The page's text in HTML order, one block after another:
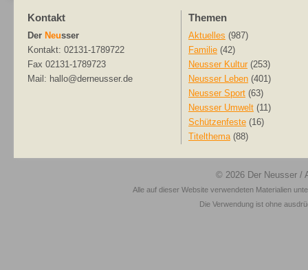
Kontakt
Der Neusser
Kontakt: 02131-1789722
Fax 02131-1789723
Mail: hallo@derneusser.de
Themen
Aktuelles (987)
Familie (42)
Neusser Kultur (253)
Neusser Leben (401)
Neusser Sport (63)
Neusser Umwelt (11)
Schützenfeste (16)
Titelthema(88)
© 2026 Der Neusser /
Alle auf dieser Website verwendeten Materialien
Die Verwendung ist ohne